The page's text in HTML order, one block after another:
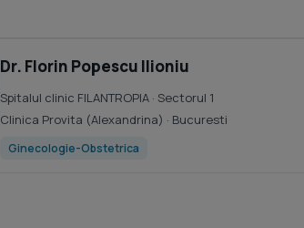
Dr. Florin Popescu Ilioniu
Spitalul clinic FILANTROPIA · Sectorul 1
Clinica Provita (Alexandrina) · Bucuresti
Ginecologie-Obstetrica